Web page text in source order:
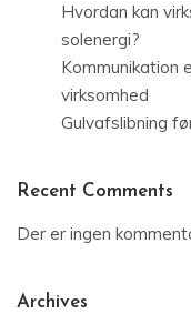
Hvordan kan
solenergi?
Kommunikation
virksomhed
Gulvafslibning
Recent Comments
Der er ingen
Archives